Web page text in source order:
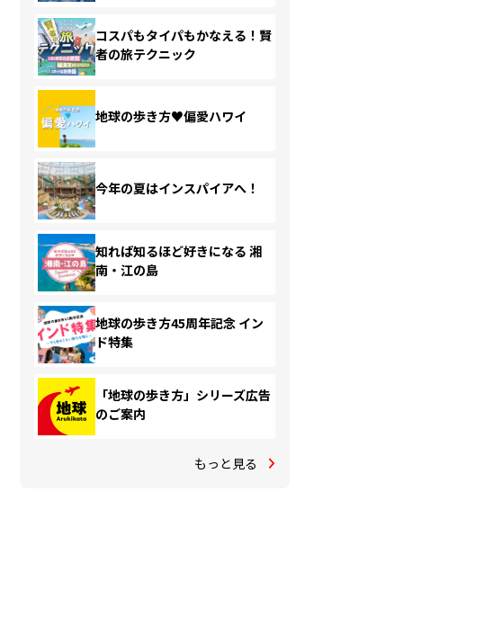
コスパもタイパもかなえる！賢
者の旅テクニック
地球の歩き方♥偏愛ハワイ
今年の夏はインスパイアへ！
知れば知るほど好きになる 湘
南・江の島
地球の歩き方45周年記念 イン
ド特集
「地球の歩き方」シリーズ広告
のご案内
もっと見る